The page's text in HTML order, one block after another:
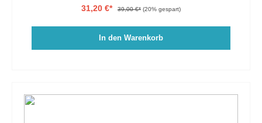
31,20 €* 39,00 €* (20% gespart)
In den Warenkorb